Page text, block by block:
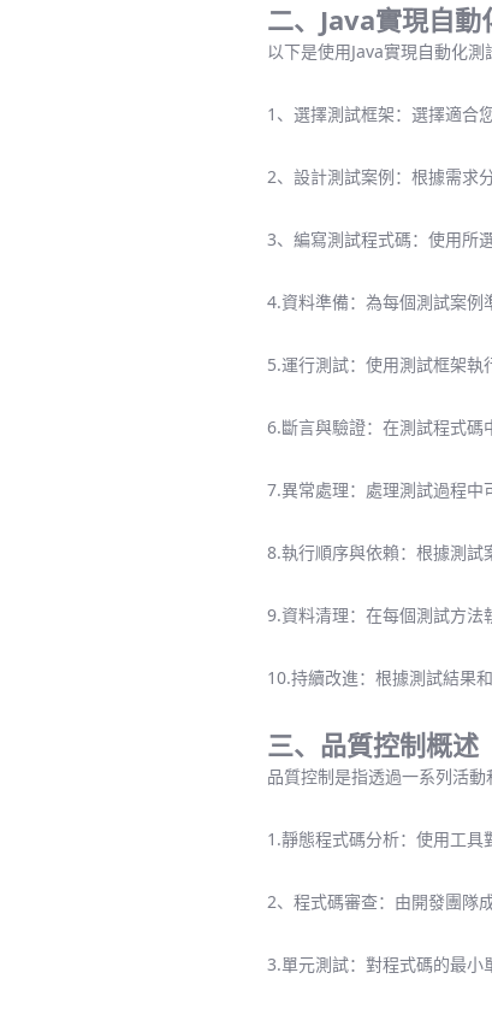
二、Java實現自動
以下是使用Java實現自動化測
1、選擇測試框架：選擇適合
2、設計測試案例：根據需求
3、編寫測試程式碼：使用所
4.資料準備：為每個測試案例
5.運行測試：使用測試框架執
6.斷言與驗證：在測試程式碼
7.異常處理：處理測試過程中
8.執行順序與依賴：根據測試
9.資料清理：在每個測試方法
10.持續改進：根據測試結果
三、品質控制概述
品質控制是指透過一系列活
1.靜態程式碼分析：使用工具
2、程式碼審查：由開發團隊
3.單元測試：對程式碼的最小